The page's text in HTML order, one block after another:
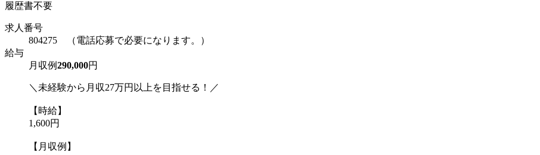
履歴書不要
求人番号
804275 （電話応募で必要になります。）
給与
月収例290,000円
＼未経験から月収27万円以上を目指せる！／
【時給】
1,600円
【月収例】